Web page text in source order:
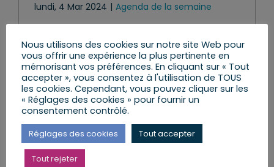
lundi, 4 Mar 2024 | Agenda de la semaine
Lire l’article
Nous utilisons des cookies sur notre site Web pour
vous offrir une expérience la plus pertinente en
mémorisant vos préférences. En cliquant sur « Tout
accepter », vous consentez à l'utilisation de TOUS
les cookies. Cependant, vous pouvez cliquer sur les
« Réglages des cookies » pour fournir un
consentement contrôlé.
Réglages des cookies Tout accepter
Tout rejeter